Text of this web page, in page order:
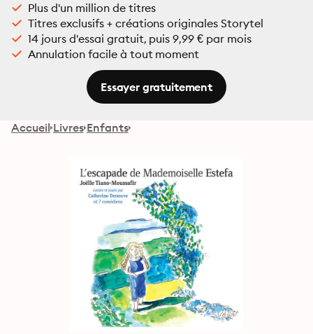
Plus d'un million de titres
Titres exclusifs + créations originales Storytel
14 jours d'essai gratuit, puis 9,99 € par mois
Annulation facile à tout moment
Essayer gratuitement
Accueil Livres Enfants